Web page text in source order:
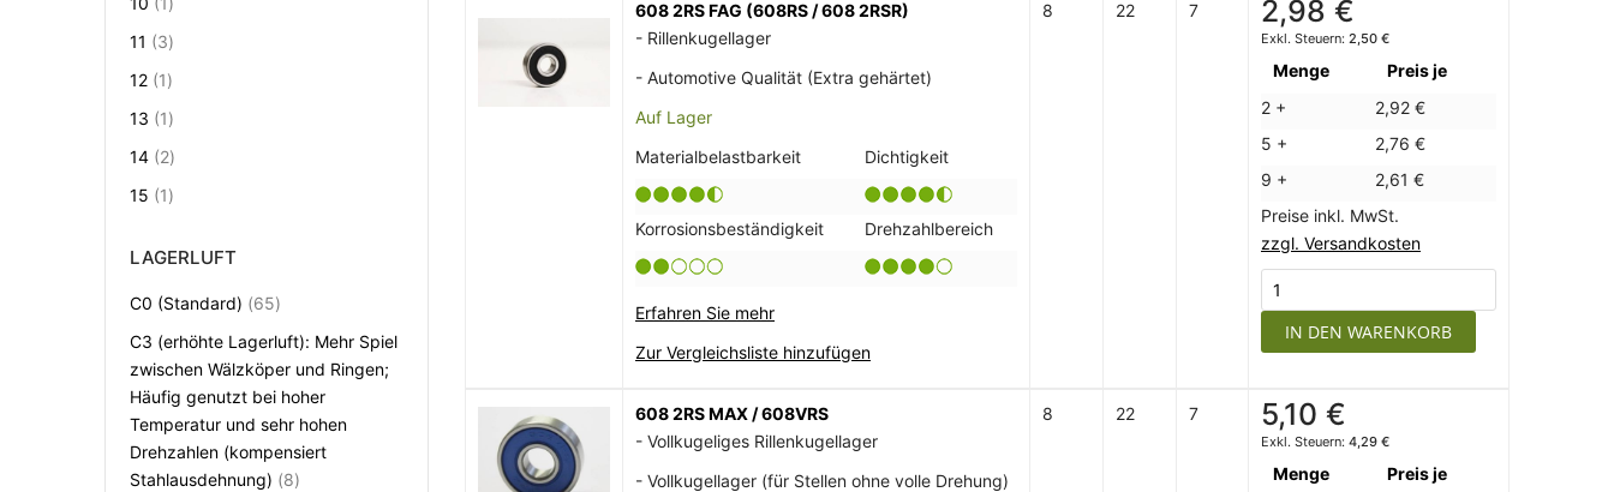
608 2RS FAG (608RS / 608 2RSR)
- Rillenkugellager
- Automotive Qualität (Extra gehärtet)
Auf Lager
Materialbelastbarkeit
Dichtigkeit
Korrosionsbeständigkeit Drehzahlbereich
Erfahren Sie mehr
Zur Vergleichsliste hinzufügen
8 22 7 2,98 €
2,50 €
Menge
Preis je
2 +
2,92 €
5 +
2,76 €
9 +
2,61 €
Preise inkl. MwSt.
zzgl. Versandkosten
IN DEN WARENKORB
608 2RS MAX / 608VRS
- Vollkugeliges Rillenkugellager
- Vollkugellager (für Stellen ohne volle Drehung)
8 22 7 5,10 €
4,29 €
Menge
Preis je
11
3Artikel
12 1Artikel
13
1Artikel
14 2Artikel
15
1Artikel
LAGERLUFT
C0 (Standard) 65Artikel
C3 (erhöhte Lagerluft): Mehr Spiel
zwischen Wälzköper und Ringen;
Häufig genutzt bei hoher
Temperatur und sehr hohen
Drehzahlen (kompensiert
Stahlausdehnung)
8Artikel